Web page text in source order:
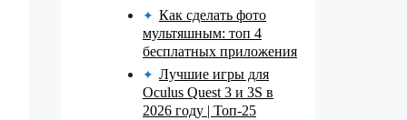
✦ Как сделать фото
мультяшным: топ 4
бесплатных приложения
✦ Лучшие игры для
Oculus Quest 3 и 3S в
2026 году | Топ-25